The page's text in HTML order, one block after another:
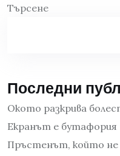
Търсене
Последни
Окото разкрива
Екранът е бутафория
Пръстенът, който не